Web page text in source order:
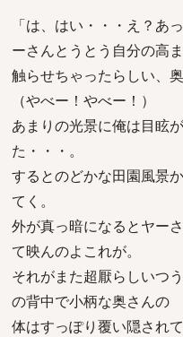
「は、はい・・・え？あ
ーさんとうとう自分の高
触らせちゃったらしい、
（やべー！やべー！）
あまりの光景に俺は目眩
た・・・。
するとのどかな田園風景
てく。
外が真っ暗になるとヤー
て映んのよこれが。
それがまた超厭らしいつ
の背中で小柄な奥さんの
体はすっぽり覆い隠され